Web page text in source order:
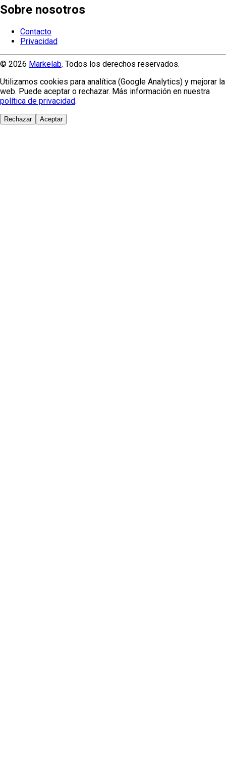
Sobre nosotros
Contacto
Privacidad
© 2026 Markelab. Todos los derechos reservados.
Utilizamos cookies para analítica (Google Analytics) y mejorar la
web. Puede aceptar o rechazar. Más información en nuestra
política de privacidad.
Rechazar Aceptar